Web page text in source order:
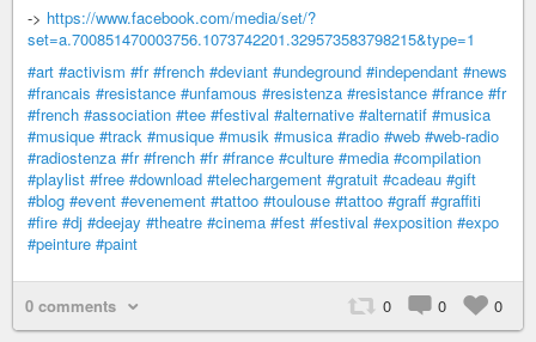
-> https://www.facebook.com/media/set/?
set=a.700851470003756.1073742201.329573583798215&type=1
#art #activism #fr #french #deviant #undeground #independant #news
#francais #resistance #unfamous #resistenza #resistance #france #fr
#french #association #tee #festival #alternative #alternatif #musica
#musique #track #musique #musik #musica #radio #web #web-radio
#radiostenza #fr #french #fr #france #culture #media #compilation
#playlist #free #download #telechargement #gratuit #cadeau #gift
#blog #event #evenement #tattoo #toulouse #tattoo #graff #graffiti
#fire #dj #deejay #theatre #cinema #fest #festival #exposition #expo
#peinture #paint
0 comments 0 0 0